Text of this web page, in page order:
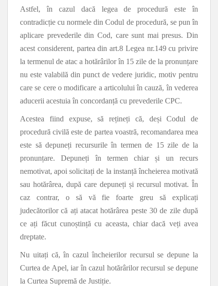
Astfel, în cazul dacă legea de procedură este în
contradicție cu normele din Codul de procedură, se pun în
aplicare prevederile din Cod, care sunt mai presus. Din
acest considerent, partea din art.8 Legea nr.149 cu privire
la termenul de atac a hotărârilor în 15 zile de la pronunțare
nu este valabilă din punct de vedere juridic, motiv pentru
care se cere o modificare a articolului în cauză, în vederea
aducerii acestuia în concordanță cu prevederile CPC.
Acestea fiind expuse, să rețineți că, deși Codul de
procedură civilă este de partea voastră, recomandarea mea
este să depuneți recursurile în termen de 15 zile de la
pronunțare. Depuneți în termen chiar și un recurs
nemotivat, apoi solicitați de la instanță încheierea motivată
sau hotărârea, după care depuneți și recursul motivat. În
caz contrar, o să vă fie foarte greu să explicați
judecătorilor că ați atacat hotărârea peste 30 de zile după
ce ați făcut cunoștință cu aceasta, chiar dacă veți avea
dreptate.
Nu uitați că, în cazul încheierilor recursul se depune la
Curtea de Apel, iar în cazul hotărârilor recursul se depune
la Curtea Supremă de Justiție.